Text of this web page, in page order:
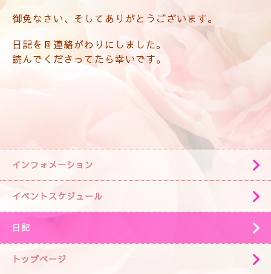
御免なさい、そしてありがとうございます。
日記を📔連絡がわりにしました。
読んでくださってたら幸いです。
インフォメーション
イベントスケジュール
日記
トップページ